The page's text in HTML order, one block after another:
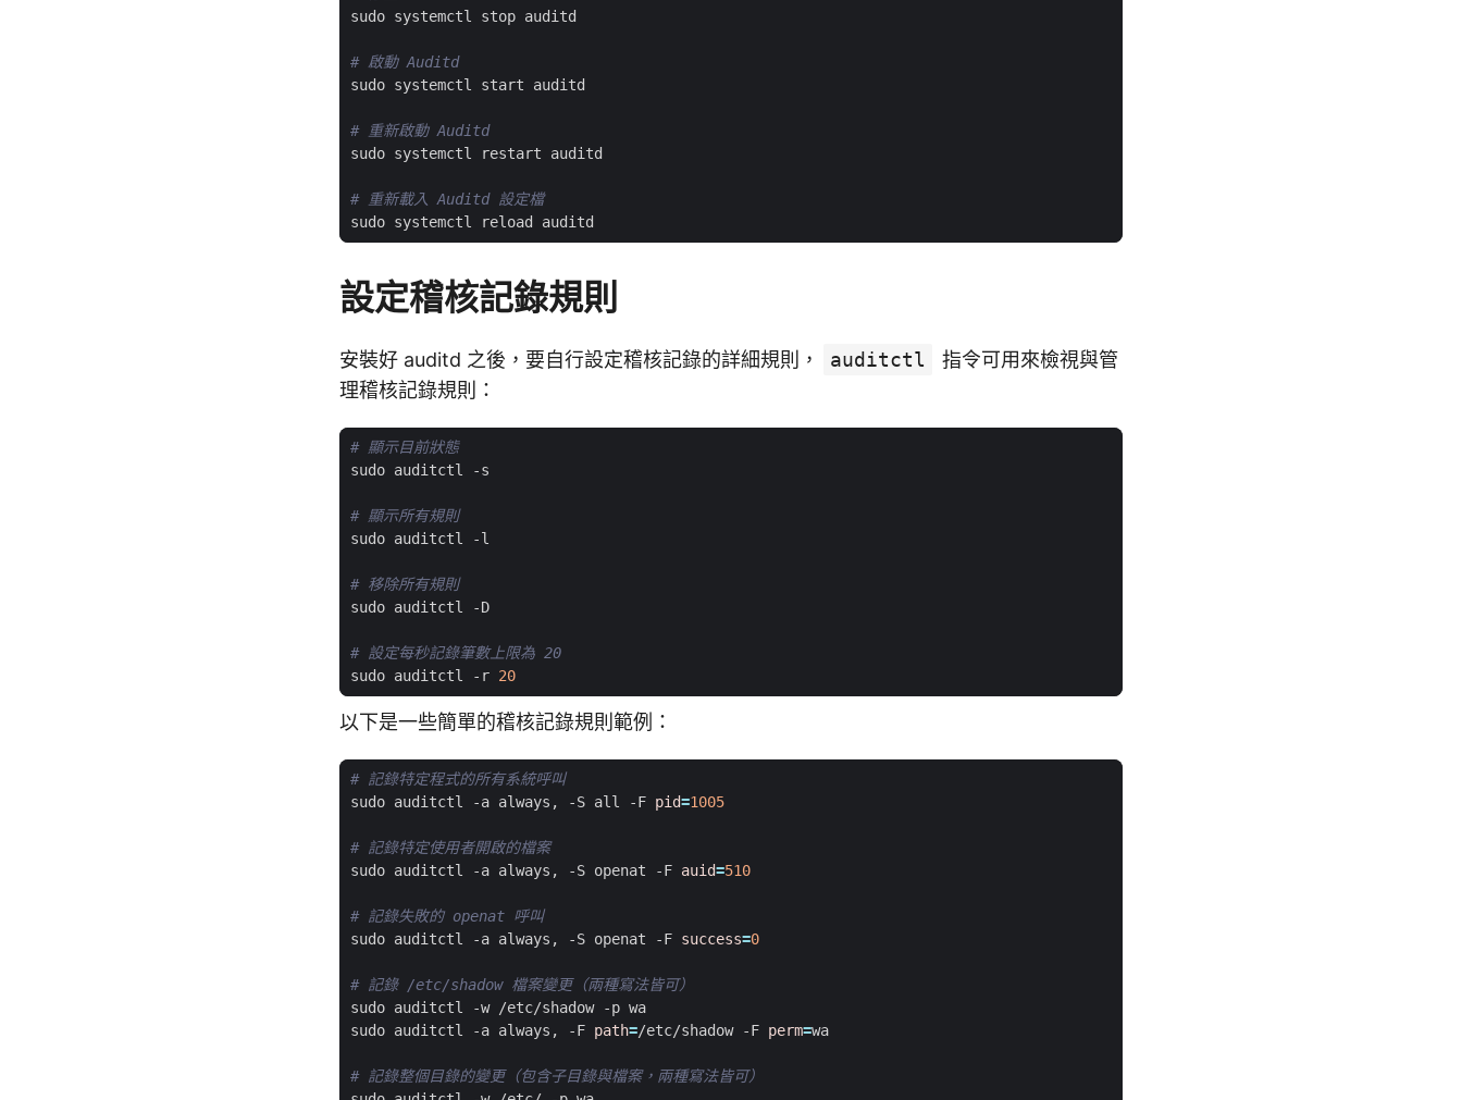
# 啟動 Auditd
# 重新啟動 Auditd
# 重新載入 Auditd 設定檔
設定稽核記錄規則
安裝好 auditd 之後，要自行設定稽核記錄的詳細規則， auditctl
指令可用來檢視與管
理稽核記錄規則：
# 顯示目前狀態
# 顯示所有規則
# 移除所有規則
# 設定每秒記錄筆數上限為 20
sudo auditctl -r 20
以下是一些簡單的稽核記錄規則範例：
# 記錄特定程式的所有系統呼叫
sudo auditctl -a always, -S all -F pid=1005
# 記錄特定使用者開啟的檔案
sudo auditctl -a always, -S openat -F auid=510
# 記錄失敗的 openat 呼叫
sudo auditctl -a always, -S openat -F success=0
# 記錄 /etc/shadow 檔案變更（兩種寫法皆可）
sudo auditctl -a always, -F path=/etc/shadow -F perm=
# 記錄整個目錄的變更（包含子目錄與檔案，兩種寫法皆可）